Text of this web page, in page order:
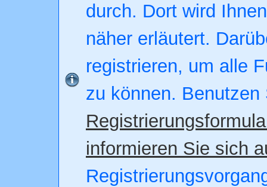
durch. Dort wird
näher erläutert.
registrieren, um alle
zu können. Benutzen
informieren Sie sich